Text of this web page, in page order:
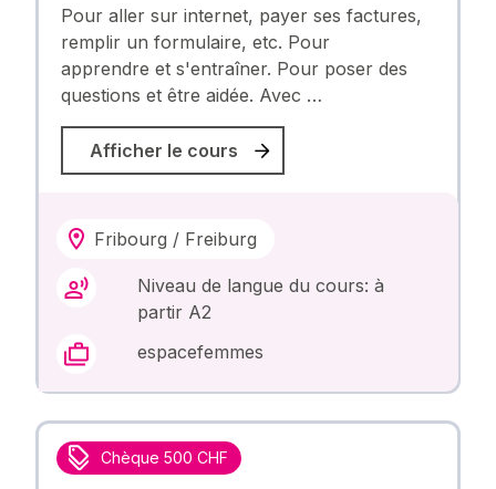
Pour aller sur internet, payer ses factures,
remplir un formulaire, etc. Pour
apprendre et s'entraîner. Pour poser des
questions et être aidée. Avec …
Afficher le cours
Fribourg / Freiburg
Niveau de langue du cours: à
partir A2
espacefemmes
Chèque 500 CHF